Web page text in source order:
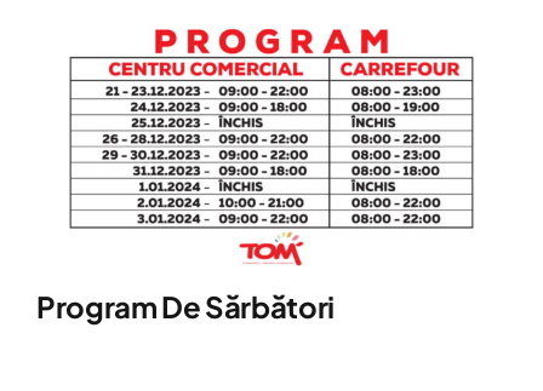
Program De Sărbători